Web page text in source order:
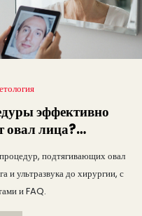
эффективно
овал лица?
подтягивающих овал
и ультразвука до хирургии, с
и FAQ.